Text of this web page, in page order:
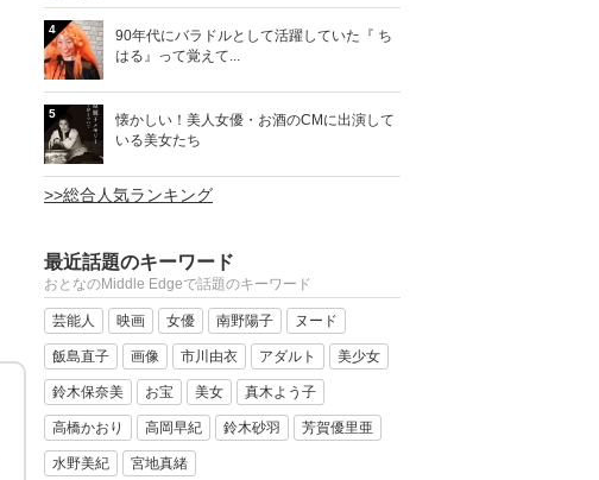
4
90年代にバラドルとして活躍していた『 ち
はる』って覚えて...
5
懐かしい！美人女優・お酒のCMに出演して
いる美女たち
>>総合人気ランキング
最近話題のキーワード
おとなのMiddle Edgeで話題のキーワード
芸能人 映画 女優 南野陽子 ヌード
飯島直子 画像 市川由衣 アダルト 美少女
鈴木保奈美 お宝 美女 真木よう子
高橋かおり 高岡早紀 鈴木砂羽 芳賀優里亜
水野美紀 宮地真緒